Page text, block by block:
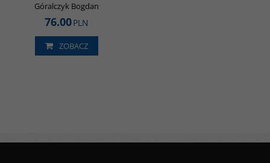
Góralczyk Bogdan
76.00PLN
ZOBACZ